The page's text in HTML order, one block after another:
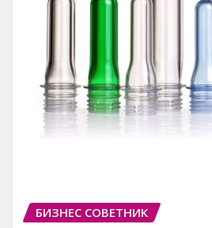
БИЗНЕС СОВЕТНИК